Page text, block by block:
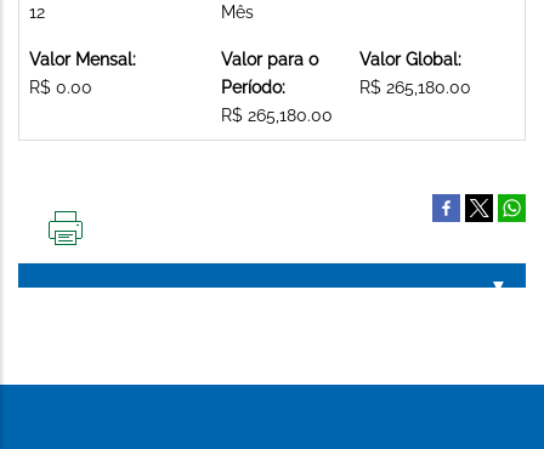
12
Mês
Valor Mensal:
R$ 0.00
Valor para o
Período:
R$ 265,180.00
Valor Global:
R$ 265,180.00
PÁGINA